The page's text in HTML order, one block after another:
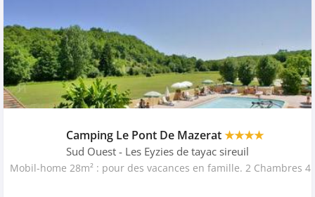
Camping Le Pont De Mazerat★★★★
Sud Ouest - Les Eyzies de tayac sireuil
Mobil-home 28m² :